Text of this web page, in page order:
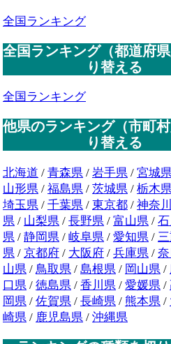
全国ランキング
全国ランキング（都道府
り替える
全国ランキング
他県のランキング（市町
り替える
北海道 / 青森県 / 岩手県 / 宮城
山形県 / 福島県 / 茨城県 / 栃木
埼玉県 / 千葉県 / 東京都 / 神奈
県 / 山梨県 / 長野県 / 富山県 /
県 / 静岡県 / 岐阜県 / 愛知県 /
県 / 京都府 / 大阪府 / 兵庫県 /
山県 / 鳥取県 / 島根県 / 岡山県 /
口県 / 徳島県 / 香川県 / 愛媛県 /
岡県 / 佐賀県 / 長崎県 / 熊本県 /
崎県 / 鹿児島県 / 沖縄県